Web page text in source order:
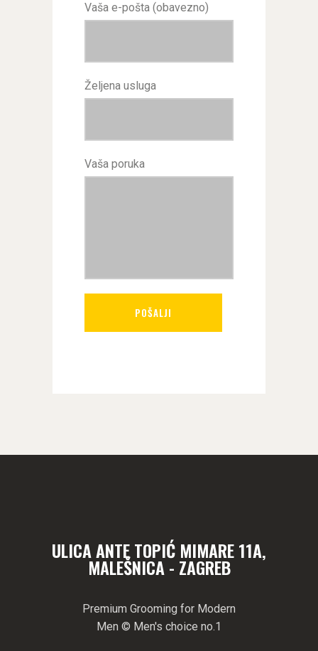
Vaša e-pošta (obavezno)
Željena usluga
Vaša poruka
ULICA ANTE TOPIĆ MIMARE 11A,
MALEŠNICA - ZAGREB
Premium Grooming for Modern
Men © Men's choice no.1